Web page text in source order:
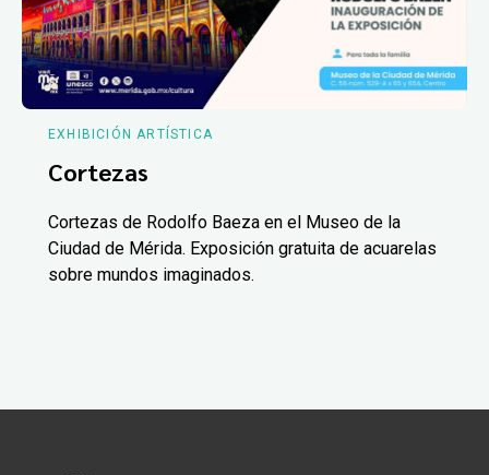
EXHIBICIÓN ARTÍSTICA
Cortezas
Cortezas de Rodolfo Baeza en el Museo de la
Ciudad de Mérida. Exposición gratuita de acuarelas
sobre mundos imaginados.